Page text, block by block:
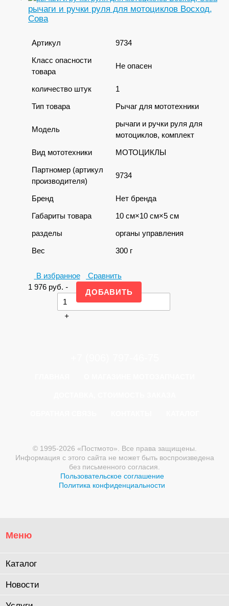
рычаги и ручки руля для мотоциклов Восход,
Сова
Артикул
9734
Класс опасности
товара
Не опасен
количество штук
1
Тип товара
Рычаг для мототехники
Модель
рычаги и ручки руля для
мотоциклов, комплект
Вид мототехники
МОТОЦИКЛЫ
Партномер (артикул
производителя)
9734
Бренд
Нет бренда
Габариты товара
10 см×10 см×5 см
разделы
органы управления
Вес
300 г
В избранное
Сравнить
1 976 руб. -
+
© 1995-2026 «Постмото». Все права защищены.
Информация с этого сайта не может быть воспроизведена
без письменного согласия.
Пользовательское соглашение
Политика конфиденциальности
Меню
Каталог
Новости